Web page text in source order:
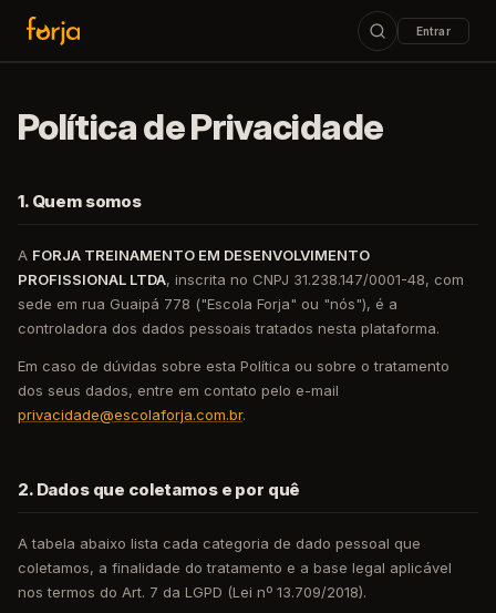
Entrar
Política de Privacidade
1. Quem somos
A FORJA TREINAMENTO EM DESENVOLVIMENTO
PROFISSIONAL LTDA, inscrita no CNPJ 31.238.147/0001-48, com
sede em rua Guaipá 778 ("Escola Forja" ou "nós"), é a
controladora dos dados pessoais tratados nesta plataforma.
Em caso de dúvidas sobre esta Política ou sobre o tratamento
dos seus dados, entre em contato pelo e-mail
privacidade@escolaforja.com.br.
2. Dados que coletamos e por quê
A tabela abaixo lista cada categoria de dado pessoal que
coletamos, a finalidade do tratamento e a base legal aplicável
nos termos do Art. 7 da LGPD (Lei nº 13.709/2018).